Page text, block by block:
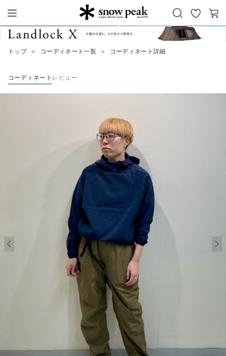
Snow Peak
お
気
カ
トップ ＞ コーディネート一覧 ＞ コーディネート詳細
コーディネート レビュー